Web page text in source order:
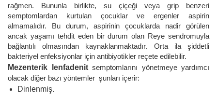
rağmen. Bununla birlikte, su çiçeği veya grip benzeri
semptomlardan kurtulan çocuklar ve ergenler aspirin
almamalıdır. Bu durum, aspirinin çocuklarda nadir görülen
ancak yaşamı tehdit eden bir durum olan Reye sendromuyla
bağlantılı olmasından kaynaklanmaktadır. Orta ila şiddetli
bakteriyel enfeksiyonlar için antibiyotikler reçete edilebilir.
Mezenterik lenfadenitsemptomlarını yönetmeye yardımcı
olacak diğer bazı yöntemler şunları içerir:
Dinlenmiş.